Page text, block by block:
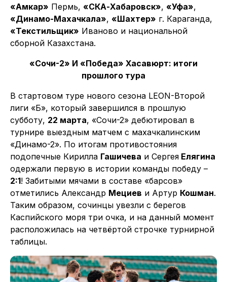
«Амкар» Пермь, «СКА-Хабаровск», «Уфа»,
«Динамо-Махачкала», «Шахтер» г. Караганда,
«Текстильщик» Иваново и национальной
сборной Казахстана.
«Сочи-2» И «Победа» Хасавюрт: итоги
прошлого тура
В стартовом туре нового сезона LEON-Второй
лиги «Б», который завершился в прошлую
субботу, 22 марта, «Сочи-2» дебютировал в
турнире выездным матчем с махачкалинским
«Динамо-2». По итогам противостояния
подопечные Кирилла Гашичева и Сергея Елягина
одержали первую в истории команды победу –
2:1! Забитыми мячами в составе «барсов»
отметились Александр Мециев и Артур Кошман.
Таким образом, сочинцы увезли с берегов
Каспийского моря три очка, и на данный момент
расположилась на четвёртой строчке турнирной
таблицы.